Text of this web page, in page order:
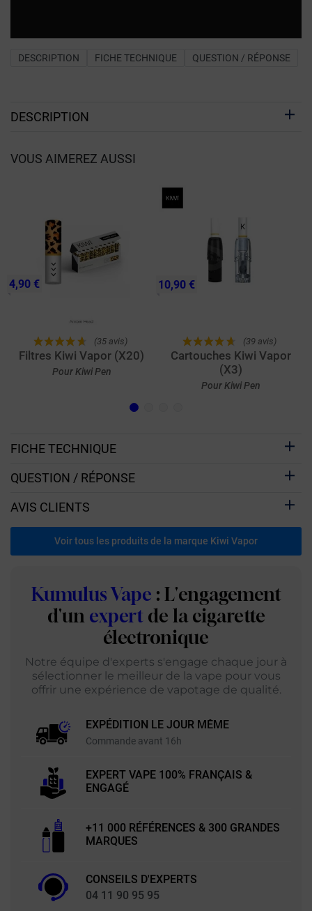
DESCRIPTION FICHE TECHNIQUE QUESTION / RÉPONSE
DESCRIPTION
VOUS AIMEREZ AUSSI
(35 avis)
Filtres Kiwi Vapor (X20)
Pour Kiwi Pen
4,90 €
(39 avis)
Cartouches Kiwi Vapor
(X3)
Pour Kiwi Pen
10,90 €
FICHE TECHNIQUE
QUESTION / RÉPONSE
AVIS CLIENTS
Voir tous les produits de la marque Kiwi Vapor
Kumulus Vape : L'engagement
d'un expert de la cigarette
électronique
Notre équipe d'experts s'engage chaque jour à
sélectionner le meilleur de la vape pour vous
offrir une expérience de vapotage de qualité.
EXPÉDITION LE JOUR MÊME
Commande avant 16h
EXPERT VAPE 100% FRANÇAIS &
ENGAGÉ
+11 000 RÉFÉRENCES & 300 GRANDES
MARQUES
CONSEILS D'EXPERTS
04 11 90 95 95